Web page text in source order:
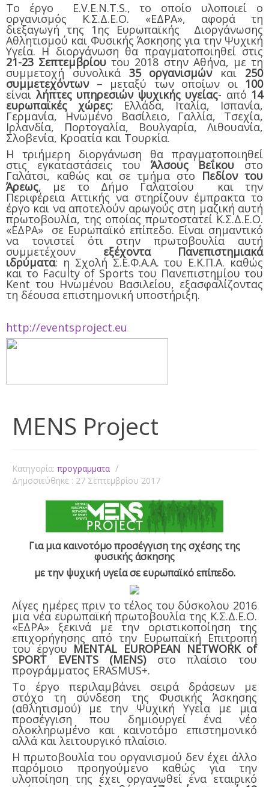
Το έργο E.V.E.N.T.S., το οποίο υλοποιεί ο
οργανισμός Κ.Σ.Δ.Ε.Ο. «ΕΔΡΑ», αφορά τη
διεξαγωγή της 1ης Ευρωπαϊκής Διοργάνωσης
Αθλητισμού και Φυσικής Άσκησης για την Ψυχική
Υγεία. Η διοργάνωση θα πραγματοποιηθεί στις
21-23 Σεπτεμβρίουτου 2018 στην Αθήνα, με τη
συμμετοχή συνολικά 35 οργανισμών και 250
συμμετεχόντων – μεταξύ των οποίων οι 100
είναι λήπτες υπηρεσιών ψυχικής υγείας- από 14
ευρωπαϊκές χώρες: Ελλάδα, Ιταλία, Ισπανία,
Γερμανία, Ηνωμένο Βασίλειο, Γαλλία, Τσεχία,
Ιρλανδία, Πορτογαλία, Βουλγαρία, Λιθουανία,
Σλοβενία, Κροατία και Τουρκία.
Η τριήμερη διοργάνωση θα πραγματοποιηθεί
στις εγκαταστάσεις του Άλσους Βεΐκου στο
Γαλάτσι, καθώς και σε τμήμα στο Πεδίον του
Άρεως, με το Δήμο Γαλατσίου και την
Περιφέρεια Αττικής να στηρίζουν έμπρακτα το
έργο και να αποτελούν αρωγούς στη μαζική αυτή
πρωτοβουλία, της οποίας πρωτοστατεί Κ.Σ.Δ.Ε.Ο.
«ΕΔΡΑ» σε Ευρωπαϊκό επίπεδο. Είναι σημαντικό
να τονιστεί ότι στην πρωτοβουλία αυτή
συμμετέχουν εξέχοντα Πανεπιστημιακά
ιδρύματα: η Σχολή Σ.Ε.Φ.Α.Α. του Ε.Κ.Π.Α. καθώς
και το Faculty of Sports του Πανεπιστημίου του
Kent του Ηνωμένου Βασιλείου, εξασφαλίζοντας
τη δέουσα επιστημονική υποστήριξη.
http://eventsproject.eu
MENS Project
Κατηγορία: προγραμματα
Δημοσιεύθηκε : 27 Σεπτεμβρίου 2017
Για μια καινοτόμο προσέγγιση της σχέσης της
φυσικής άσκησης
με την ψυχική υγεία σε ευρωπαϊκό επίπεδο.
Λίγες ημέρες πριν το τέλος του δύσκολου 2016
μια νέα ευρωπαϊκή πρωτοβουλία της Κ.Σ.Δ.Ε.Ο.
«ΕΔΡΑ» ξεκινά με την οριστικοποίηση της
επιχορήγησης από την Ευρωπαϊκή Επιτροπή
του έργου MENTAL EUROPEAN NETWORK of
SPORT EVENTS(MENS)στο πλαίσιο του
προγράμματος ERASMUS+.
Το έργο περιλαμβάνει σειρά δράσεων με
στόχο τη σύνδεση της Φυσικής Άσκησης
(αθλητισμού) με την Ψυχική Υγεία με μια
προσέγγιση που δημιουργεί ένα νέο
ολοκληρωμένο και καινοτόμο επιστημονικό
αλλά και λειτουργικό πλαίσιο.
Η πρωτοβουλία του οργανισμού δεν έχει άλλο
παρόμοιο προηγούμενο καθώς για την
υλοποίηση της έχει οργανωθεί ένα εταιρικό